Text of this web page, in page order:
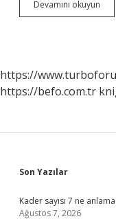
Devamını okuyun
25
https://
https://befo.com.tr
Sidebar
Son Yazılar
Kader sayısı 7 ne
Ağustos 7, 2026